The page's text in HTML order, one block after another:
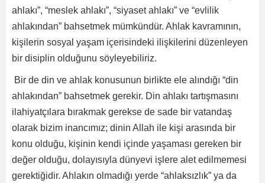
ahlakı”, “meslek ahlakı”, “siyaset ahlakı” ve “evlilik
ahlakından” bahsetmek mümkündür. Ahlak kavramının,
kişilerin sosyal yaşam içerisindeki ilişkilerini düzenleyen
bir disiplin olduğunu söyleyebiliriz.
Bir de din ve ahlak konusunun birlikte ele alındığı “din
ahlakından” bahsetmek gerekir. Din ahlakı tartışmasını
ilahiyatçılara bırakmak gerekse de sade bir vatandaş
olarak bizim inancımız; dinin Allah ile kişi arasında bir
konu olduğu, kişinin kendi içinde yaşaması gereken bir
değer olduğu, dolayısıyla dünyevi işlere alet edilmemesi
gerektiğidir. Ahlakın olmadığı yerde “ahlaksızlık” ya da